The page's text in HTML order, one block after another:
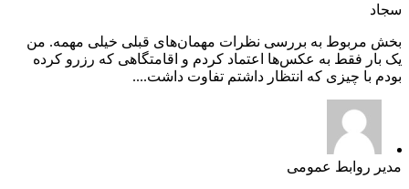
سجاد
بخش مربوط به بررسی نظرات مهمان‌های قبلی خیلی مهمه. من
یک بار فقط به عکس‌ها اعتماد کردم و اقامتگاهی که رزرو کرده
بودم با چیزی که انتظار داشتم تفاوت داشت....
مدیر روابط عمومی